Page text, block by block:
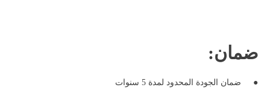
ضمان:
● ضمان الجودة المحدود لمدة 5 سنوات